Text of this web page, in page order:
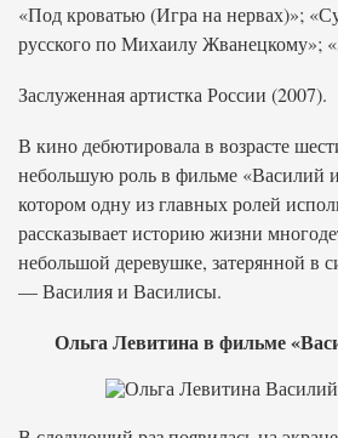
«Под кроватью (Игра на нервах)»;
русского по Михаилу Жванецкому»;
Заслуженная артистка России (2007).
В кино дебютировала в возрасте
небольшую роль в фильме «Василий
котором одну из главных ролей
рассказывает историю жизни
небольшой деревушке, затерянной в
— Василия и Василисы.
Ольга Левитина в фильме